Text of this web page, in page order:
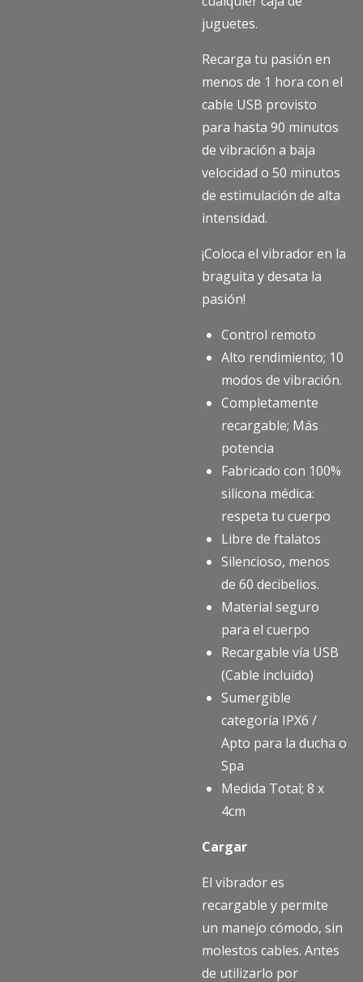
juguetes.
Recarga tu pasión en
menos de 1 hora con el
cable USB provisto
para hasta 90 minutos
de vibración a baja
velocidad o 50 minutos
de estimulación de alta
intensidad.
¡Coloca el vibrador en la
braguita y desata la
pasión!
Control remoto
Alto rendimiento; 10
modos de vibración.
Completamente
recargable; Más
potencia
Fabricado con 100%
silicona médica:
respeta tu cuerpo
Libre de ftalatos
Silencioso, menos
de 60 decibelios.
Material seguro
para el cuerpo
Recargable vía USB
(Cable incluido)
Sumergible
categoría IPX6 /
Apto para la ducha o
Spa
Medida Total; 8 x
4cm
Cargar
El vibrador es
recargable y permite
un manejo cómodo, sin
molestos cables. Antes
de utilizarlo por